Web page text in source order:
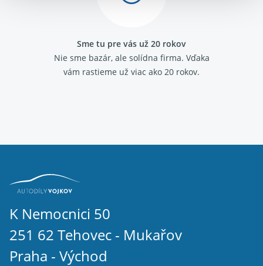
Sme tu pre vás už 20 rokov
Nie sme bazár, ale solídna firma. Vďaka
vám rastieme už viac ako 20 rokov.
K Nemocnici 50
251 62 Tehovec - Mukařov
Praha - Východ